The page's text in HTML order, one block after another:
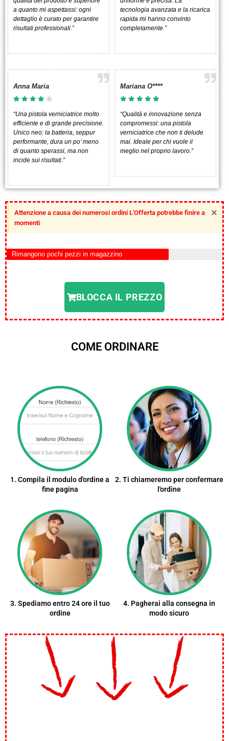
a quanto mi aspettassi: ogni
dettaglio è curato per garantire
risultati professionali.”
Anna Maria
“Una pistola verniciatrice molto
efficiente e di grande precisione.
Unico neo: la batteria, seppur
performante, dura un po’ meno
di quanto sperassi, ma non
incide sui risultati.”
tecnologia avanzata e la ricarica
rapida mi hanno convinto
completamente.”
Mariana O****
“Qualità e innovazione senza
compromessi: una pistola
verniciatrice che non ti delude
mai. Ideale per chi vuole il
meglio nel proprio lavoro.”
Attenzione a causa dei numerosi ordini L'Offerta potrebbe finire a
momenti
×
Rimangono pochi pezzi in magazzino
BLOCCA IL PREZZO
COME ORDINARE
1. Compila il modulo d'ordine a
fine pagina
2. Ti chiameremo per confermare
l'ordine
3. Spediamo entro 24 ore il tuo
ordine
4. Pagherai alla consegna in
modo sicuro